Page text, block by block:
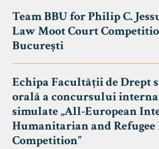
Team BBU for Philip C.
Law Moot Court
București
Echipa Facultății de Drept
orală a concursului
simulate „All-European
Humanitarian and
Competition”